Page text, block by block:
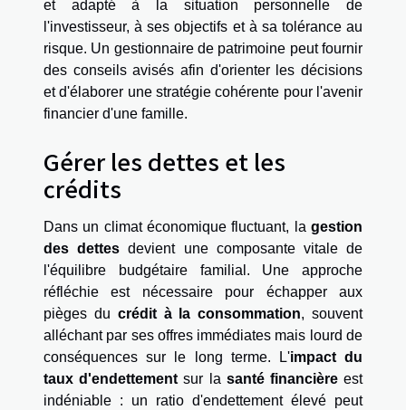
et adapté à la situation personnelle de
l'investisseur, à ses objectifs et à sa tolérance au
risque. Un gestionnaire de patrimoine peut fournir
des conseils avisés afin d'orienter les décisions
et d'élaborer une stratégie cohérente pour l'avenir
financier d'une famille.
Gérer les dettes et les
crédits
Dans un climat économique fluctuant, la gestion
des dettes devient une composante vitale de
l'équilibre budgétaire familial. Une approche
réfléchie est nécessaire pour échapper aux
pièges du crédit à la consommation, souvent
alléchant par ses offres immédiates mais lourd de
conséquences sur le long terme. L'impact du
taux d'endettementsur la santé financièreest
indéniable : un ratio d'endettement élevé peut